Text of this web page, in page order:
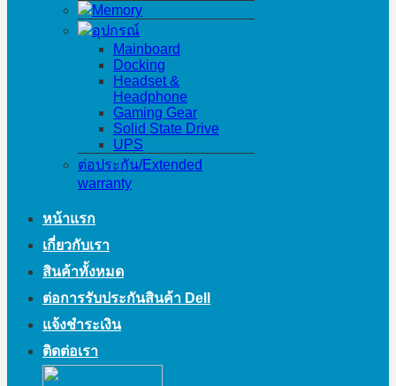
Memory
อุปกรณ์
Mainboard
Docking
Headset &
Headphone
Gaming Gear
Solid State Drive
UPS
ต่อประกัน/Extended
warranty
หน้าแรก
เกี่ยวกับเรา
สินค้าทั้งหมด
ต่อการรับประกันสินค้า Dell
แจ้งชำระเงิน
ติดต่อเรา